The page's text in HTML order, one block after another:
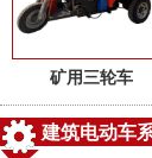
矿用三轮车
建筑电动车